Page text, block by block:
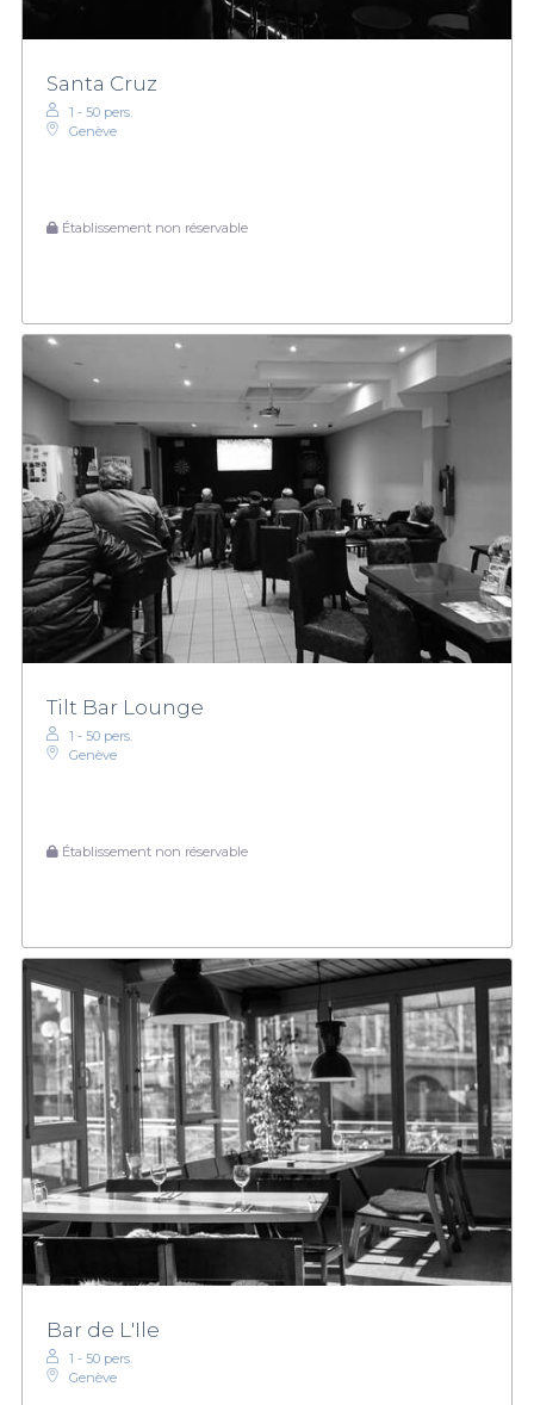
Santa Cruz
1 - 50 pers.
Genève
Établissement non réservable
Tilt Bar Lounge
1 - 50 pers.
Genève
Établissement non réservable
Bar de L'Ile
1 - 50 pers.
Genève